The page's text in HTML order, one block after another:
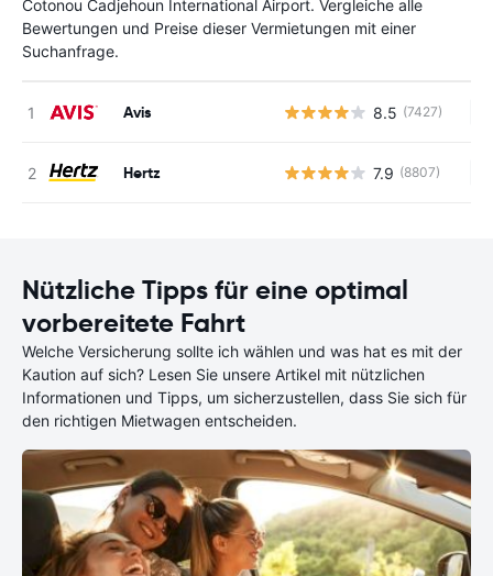
Cotonou Cadjehoun International Airport. Vergleiche alle
Bewertungen und Preise dieser Vermietungen mit einer
Suchanfrage.
Avis 8.5 (7427)
Hertz 7.9 (8807)
Nützliche Tipps für eine optimal
vorbereitete Fahrt
Welche Versicherung sollte ich wählen und was hat es mit der
Kaution auf sich? Lesen Sie unsere Artikel mit nützlichen
Informationen und Tipps, um sicherzustellen, dass Sie sich für
den richtigen Mietwagen entscheiden.